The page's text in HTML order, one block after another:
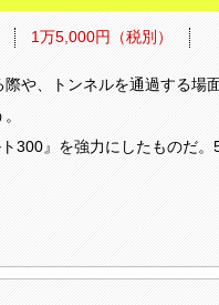
1万5,000円（税別）
や、トンネルを通過する場
300』を強力にしたものだ。